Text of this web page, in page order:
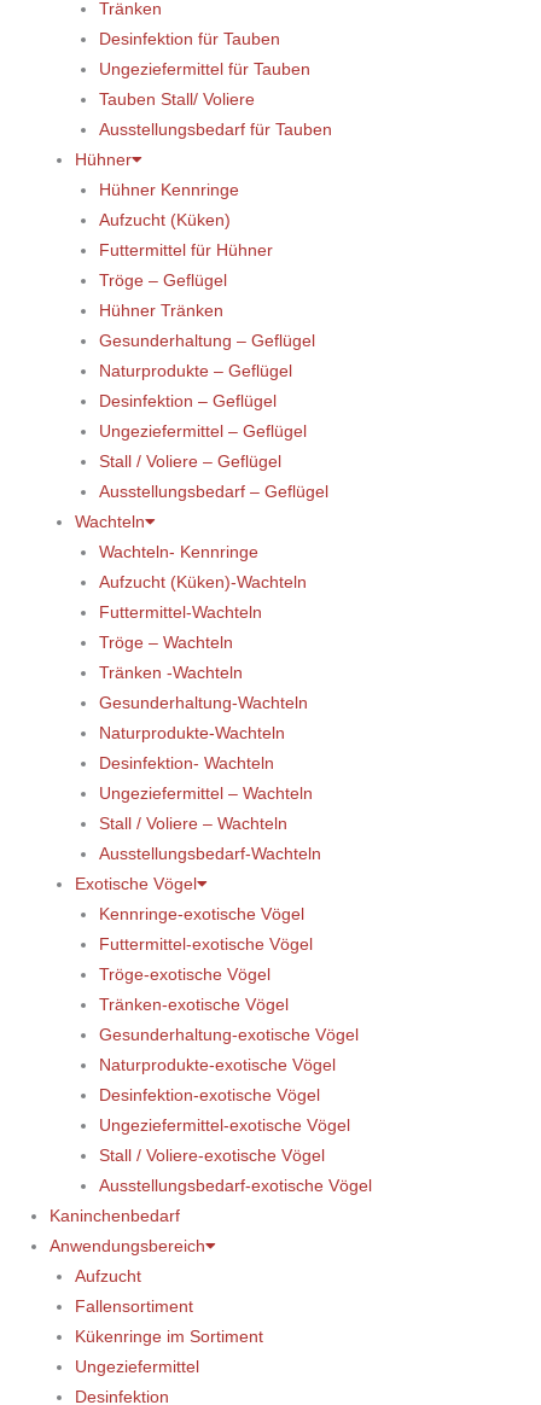
Tränken
Desinfektion für Tauben
Ungeziefermittel für Tauben
Tauben Stall/ Voliere
Ausstellungsbedarf für Tauben
Hühner
Hühner Kennringe
Aufzucht (Küken)
Futtermittel für Hühner
Tröge – Geflügel
Hühner Tränken
Gesunderhaltung – Geflügel
Naturprodukte – Geflügel
Desinfektion – Geflügel
Ungeziefermittel – Geflügel
Stall / Voliere – Geflügel
Ausstellungsbedarf – Geflügel
Wachteln
Wachteln- Kennringe
Aufzucht (Küken)-Wachteln
Futtermittel-Wachteln
Tröge – Wachteln
Tränken -Wachteln
Gesunderhaltung-Wachteln
Naturprodukte-Wachteln
Desinfektion- Wachteln
Ungeziefermittel – Wachteln
Stall / Voliere – Wachteln
Ausstellungsbedarf-Wachteln
Exotische Vögel
Kennringe-exotische Vögel
Futtermittel-exotische Vögel
Tröge-exotische Vögel
Tränken-exotische Vögel
Gesunderhaltung-exotische Vögel
Naturprodukte-exotische Vögel
Desinfektion-exotische Vögel
Ungeziefermittel-exotische Vögel
Stall / Voliere-exotische Vögel
Ausstellungsbedarf-exotische Vögel
Kaninchenbedarf
Anwendungsbereich
Aufzucht
Fallensortiment
Kükenringe im Sortiment
Ungeziefermittel
Desinfektion